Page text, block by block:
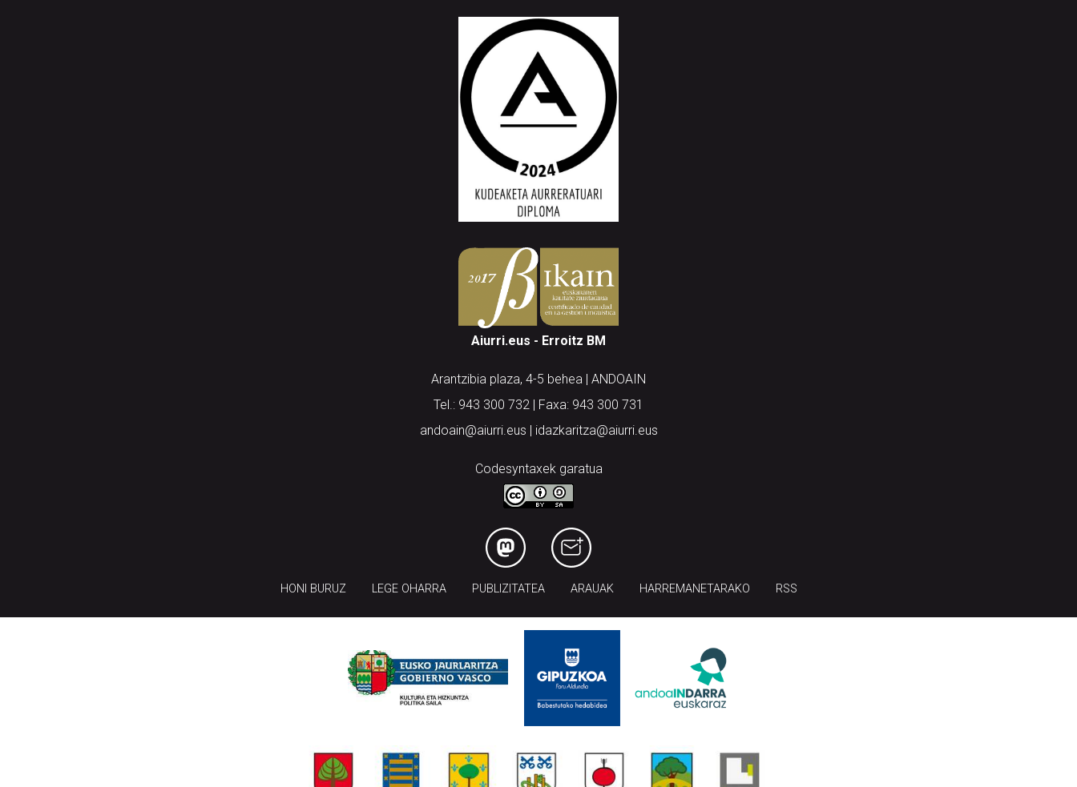
Aiurri.eus - Erroitz BM
Arantzibia plaza, 4-5 behea | ANDOAIN
Tel.: 943 300 732 | Faxa: 943 300 731
andoain@aiurri.eus | idazkaritza@aiurri.eus
Codesyntaxek garatua
HONI BURUZ LEGE OHARRA PUBLIZITATEA ARAUAK HARREMANETARAKO RSS